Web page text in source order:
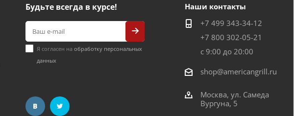
Будьте всегда в курсе!
Я согласен на обработку персональных
данных
Наши контакты
+7 499 343-34-12
+7 800 302-05-21
с 9:00 до 20:00
shop@americangrill.ru
Москва, ул. Самеда
Вургуна, 5